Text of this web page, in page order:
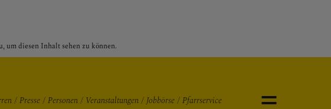
, um diesen Inhalt sehen zu können.
Presse Personen Veranstaltungen Jobbörse Pfarrservice